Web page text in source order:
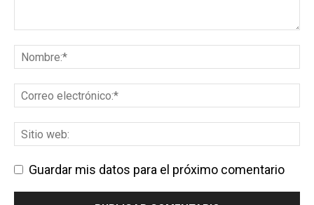
Guardar mis datos para el próximo comentario